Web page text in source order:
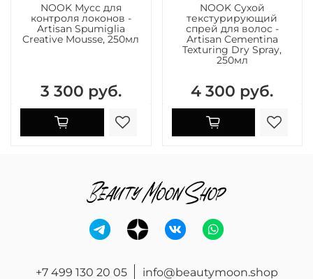
NOOK Мусс для
контроля локонов -
Artisan Spumiglia
Creative Mousse, 250мл
3 300 руб.
NOOK Сухой
текстурирующий
спрей для волос -
Artisan Cementina
Texturing Dry Spray,
250мл
4 300 руб.
+7 499 130 20 05 info@beautymoon.shop